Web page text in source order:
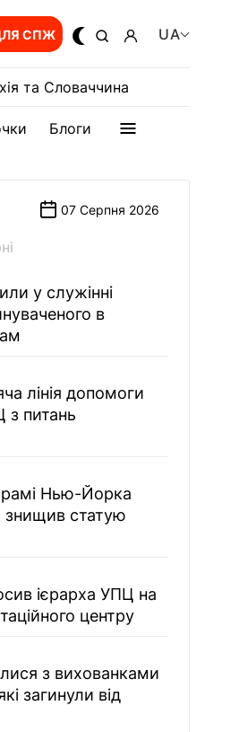
СПЖ UA
та Словаччина
Блоги
07 Серпня 2026
у служінні
в
лінія допомоги
питань
Нью-Йорка
статую
ієрарха УПЦ на
центру
з вихованками
загинули від